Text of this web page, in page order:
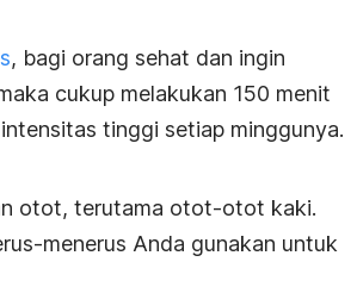
, bagi orang sehat dan ingin
cukup melakukan 150 menit
tinggi setiap minggunya.
otot, terutama otot-otot kaki.
menerus Anda gunakan untuk